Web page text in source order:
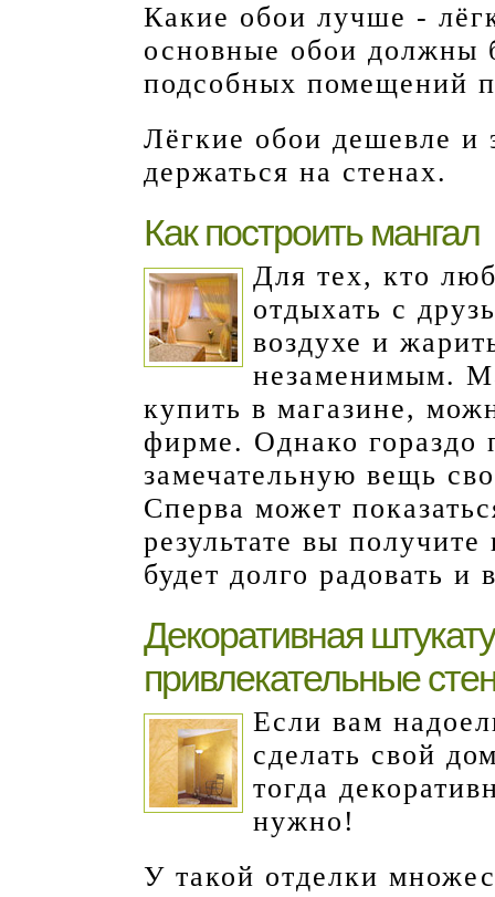
Какие обои лучше -
основные обои должны
подсобных помещений
Лёгкие обои дешевле
держаться на стенах.
Как построить мангал
Для тех, кто
отдыхать с
воздухе и
незаменимым.
купить в магазине,
фирме. Однако гораздо
замечательную вещь
Сперва может
результате вы
будет долго радовать
Декоративная
привлекательные
Если вам
сделать свой
тогда
нужно!
У такой отделки